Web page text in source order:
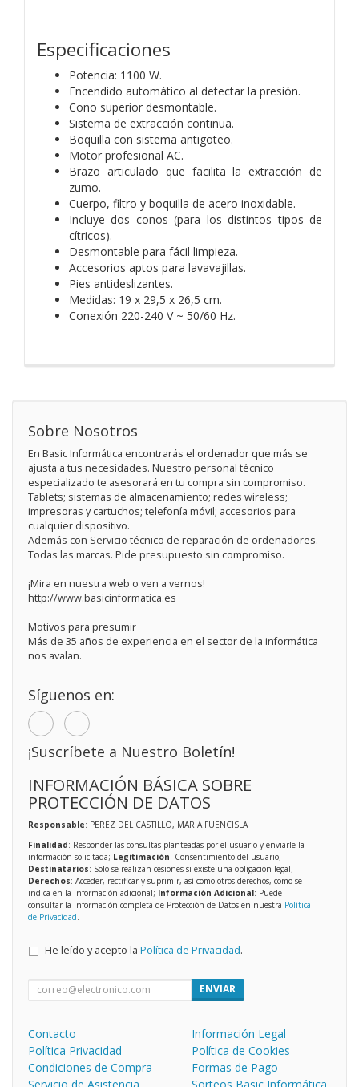
Especificaciones
Potencia: 1100 W.
Encendido automático al detectar la presión.
Cono superior desmontable.
Sistema de extracción continua.
Boquilla con sistema antigoteo.
Motor profesional AC.
Brazo articulado que facilita la extracción de
zumo.
Cuerpo, filtro y boquilla de acero inoxidable.
Incluye dos conos (para los distintos tipos de
cítricos).
Desmontable para fácil limpieza.
Accesorios aptos para lavavajillas.
Pies antideslizantes.
Medidas: 19 x 29,5 x 26,5 cm.
Conexión 220-240 V ~ 50/60 Hz.
Sobre Nosotros
En Basic Informática encontrarás el ordenador que más se
ajusta a tus necesidades. Nuestro personal técnico
especializado te asesorará en tu compra sin compromiso.
Tablets; sistemas de almacenamiento; redes wireless;
impresoras y cartuchos; telefonía móvil; accesorios para
cualquier dispositivo.
Además con Servicio técnico de reparación de ordenadores.
Todas las marcas. Pide presupuesto sin compromiso.
¡Mira en nuestra web o ven a vernos!
http://www.basicinformatica.es
Motivos para presumir
Más de 35 años de experiencia en el sector de la informática
nos avalan.
Síguenos en:
¡Suscríbete a Nuestro Boletín!
INFORMACIÓN BÁSICA SOBRE
PROTECCIÓN DE DATOS
Responsable: PEREZ DEL CASTILLO, MARIA FUENCISLA
Finalidad: Responder las consultas planteadas por el usuario y enviarle la
información solicitada; Legitimación: Consentimiento del usuario;
Destinatarios: Solo se realizan cesiones si existe una obligación legal;
Derechos: Acceder, rectificar y suprimir, así como otros derechos, como se
indica en la información adicional; Información Adicional: Puede
consultar la información completa de Protección de Datos en nuestra Política
de Privacidad
He leído y acepto la Política de Privacidad.
ENVIAR
Contacto
Información Legal
Política Privacidad
Política de Cookies
Condiciones de Compra
Formas de Pago
Servicio de Asistencia
Sorteos Basic Informática